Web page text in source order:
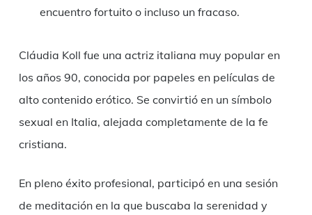
encuentro fortuito o incluso un fracaso.
Cláudia Koll fue una actriz italiana muy popular en
los años 90, conocida por papeles en películas de
alto contenido erótico. Se convirtió en un símbolo
sexual en Italia, alejada completamente de la fe
cristiana.
En pleno éxito profesional, participó en una sesión
de meditación en la que buscaba la serenidad y